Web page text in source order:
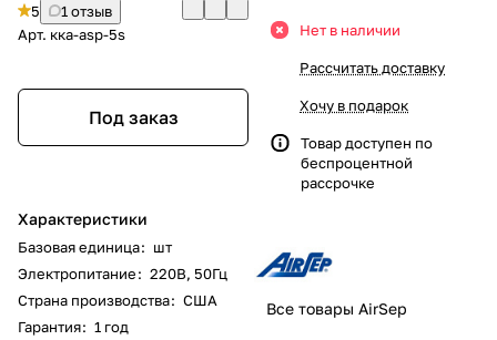
5
1 отзыв
Арт. кка-asp-5s
Под заказ
Характеристики
Базовая единица: шт
Электропитание: 220В, 50Гц
Страна производства: США
Гарантия: 1 год
Нет в наличии
Рассчитать доставку
Хочу в подарок
Товар доступен по
беспроцентной
рассрочке
Все товары AirSep